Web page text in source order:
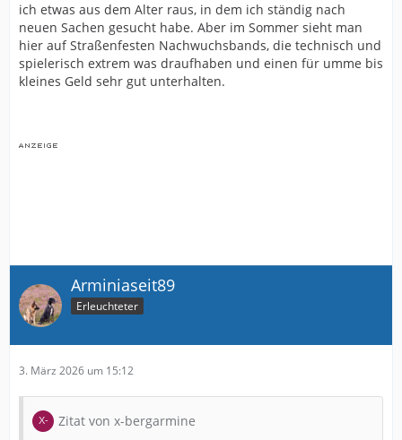
ich etwas aus dem Alter raus, in dem ich ständig nach
neuen Sachen gesucht habe. Aber im Sommer sieht man
hier auf Straßenfesten Nachwuchsbands, die technisch und
spielerisch extrem was draufhaben und einen für umme bis
kleines Geld sehr gut unterhalten.
Arminiaseit89
Erleuchteter
3. März 2026 um 15:12
Zitat von x-bergarmine